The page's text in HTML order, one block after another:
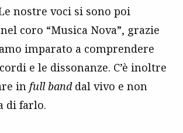
nostre voci si sono poi
coro “Musica Nova”, grazie
imparato a comprendere
e le dissonanze. C’è inoltre
in full banddal vivo e non
di farlo.